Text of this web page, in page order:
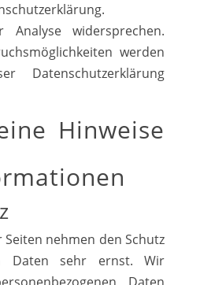
Analyse widersprechen.
werden
Hinweise
nehmen den Schutz
Daten sehr ernst. Wir